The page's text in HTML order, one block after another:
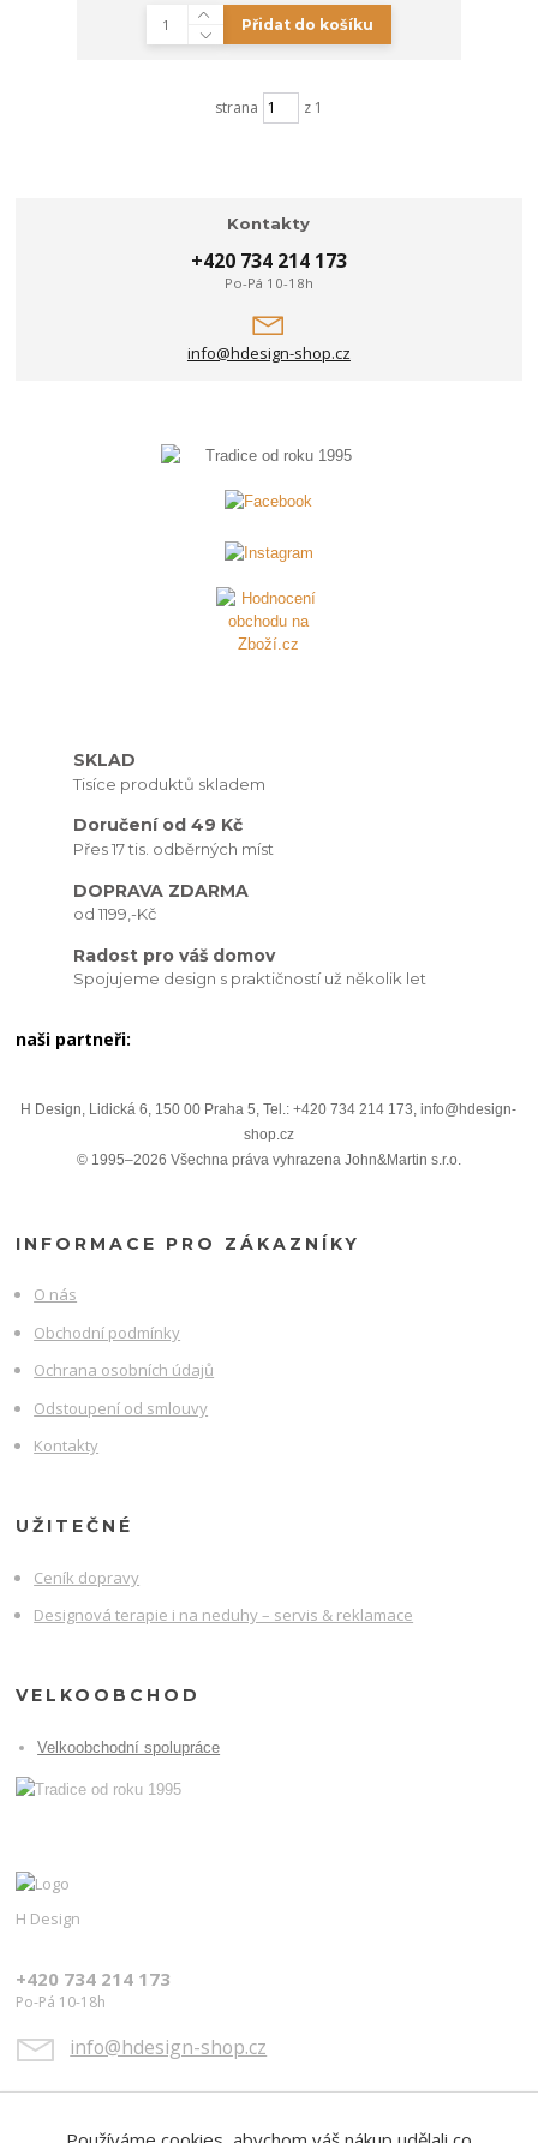
Přidat do košíku
strana z 1
Kontakty
+420 734 214 173
Po-Pá 10-18h
info@hdesign-shop.cz
SKLAD
Tisíce produktů skladem
Doručení od 49 Kč
Přes 17 tis. odběrných míst
DOPRAVA ZDARMA
od 1199,-Kč
Radost pro váš domov
Spojujeme design s praktičností už několik let
naši partneři:
H Design, Lidická 6, 150 00 Praha 5, Tel.: +420 734 214 173, info@hdesign-
shop.cz
© 1995–2026 Všechna práva vyhrazena John&Martin s.r.o.
INFORMACE PRO ZÁKAZNÍKY
O nás
Obchodní podmínky
Ochrana osobních údajů
Odstoupení od smlouvy
Kontakty
UŽITEČNÉ
Ceník dopravy
Designová terapie i na neduhy – servis & reklamace
VELKOOBCHOD
Velkoobchodní spolupráce
H Design
+420 734 214 173
Po-Pá 10-18h
info@hdesign-shop.cz